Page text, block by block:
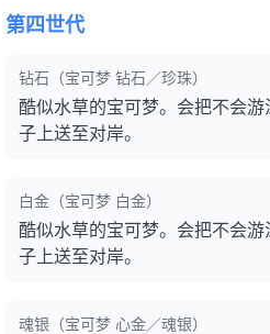
第四世代
钻石（宝可梦 钻石／珍珠）
酷似水草的宝可梦。会把不会
子上送至对岸。
白金（宝可梦 白金）
酷似水草的宝可梦。会把不会
子上送至对岸。
魂银（宝可梦 心金／魂银）